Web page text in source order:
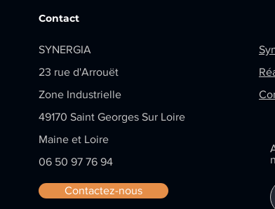
Contact
SYNERGIA
23 rue d'Arrouët
Zone Industrielle
49170 Saint Georges Sur Loire
Maine et Loire
06 50 97 76 94
Contactez-nous